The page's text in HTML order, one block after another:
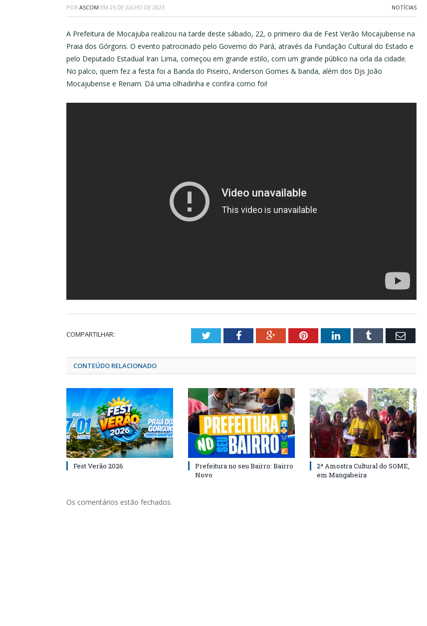
POR ASCOM EM 25 DE JULHO DE 2023 NOTÍCIAS
A Prefeitura de Mocajuba realizou na tarde deste sábado, 22, o primeiro dia de Fest Verão Mocajubense na
Praia dos Górgons. O evento patrocinado pelo Governo do Pará, através da Fundação Cultural do Estado e
pelo Deputado Estadual Iran Lima, começou em grande estilo, com um grande público na orla da cidade.
No palco, quem fez a festa foi a Banda do Piseiro, Anderson Gomes & banda, além dos Djs João
Mocajubense e Renam. Dá uma olhadinha e confira como foi!
COMPARTILHAR: TwitterFacebookGoogle+PinterestLinkedInTumblr Email
CONTEÚDO RELACIONADO
Fest Verão 2026
Prefeitura no seu Bairro: Bairro
Novo
2ª Amostra Cultural do SOME,
em Mangabeira
Os comentários estão fechados.